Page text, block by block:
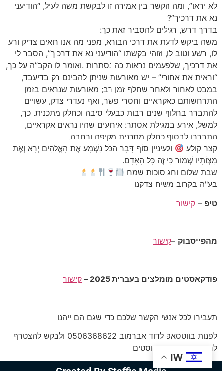
לא יראו”, ומה הקשר בין אמירה זו לבקשת משה לעיל, “הודיעני
נא את דרכיך”?
בדרך דרש, רגילים להסביר זאת כך:
משה ביקש לדעת את דרכי הבורא, מפני מה אנו רואים צדיק ורע
לו, רשע וטוב לו, וזוהי בקשתו “הודיעני נא את דרכיך”, הסבר לי
את דרכיך, שלפעמים נראות כה נסתרות .ואומר לו הקב”ה על כך,
“וראית את אחורי” – יש מאורעות שניתן להבינם רק בדיעבד,
במבט לאחור ולאחר שחלף זמן רב; מאורעות שנראים בזמן
התרחשותם כאקראיים וחסרי פשר, ואף נעדרי צדק, עשויים
להתברר בחלוף שנים רבות כבעלי סיבה וכחלק מתכנית. כך,
למשל, אירע במגילת אסתר: אירועים שהיו נראים אקראיים,
התבררו לבסוף כחלק מתכנית מקיפה ורחבה.
קצר קולע
ולעיניין סוֹף דָּבָר הַכֹּל נִשְׁמָע אֶת הָאֱלֹהִים יְרָא וְאֶת
מִצְו‍ֹתָיו שְׁמוֹר כִּי זֶה כָּל הָאָדָם.
שבת שלום וחג סוכות שמח
בע"ה בקרוב משיח צדקנו
טיפ – קישור
מהפייסבוק –קישור
פודקאסטים מומלצים בעברית 2025 – קישור
תעבירו לכל אנשי הקשר שלכם כדי שגם הם ייהנו
לפנות בווטסאפ לדוד אברמוב 0506368622 ולבקש להצטרף
לרשימת תפוצת הפוסטים
IW